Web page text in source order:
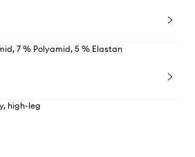
7 % Polyamid, 5 % Elastan
high-leg